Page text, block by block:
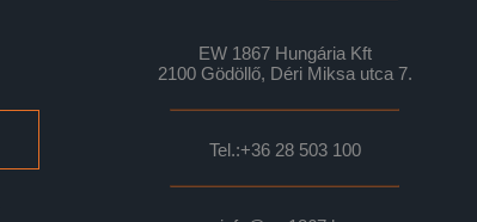
EW 1867 Hungária Kft
2100 Gödöllő, Déri Miksa utca 7.
Tel.:+36 28 503 100